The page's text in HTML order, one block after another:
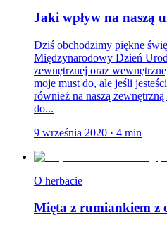
Jaki wpływ na naszą
Dziś obchodzimy piękne
Międzynarodowy Dzień
zewnętrznej oraz
moje must do, ale jeśli
również na naszą
do...
9 września 2020 · 4 min
O herbacie
Mięta z rumiankiem z